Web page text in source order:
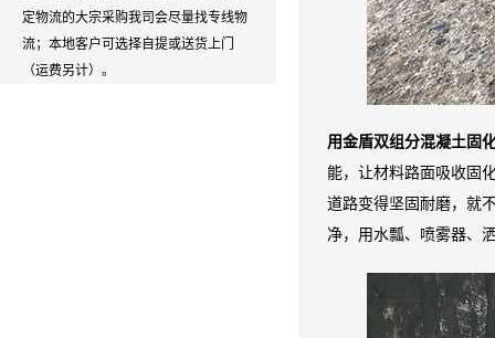
定物流的大宗采购我司会尽量找专线物
流；本地客户可选择自提或送货上门
（运费另计）。
用金盾双组分混凝土固
能，让材料路面吸收固
道路变得坚固耐磨，就
净，用水瓢、喷雾器、